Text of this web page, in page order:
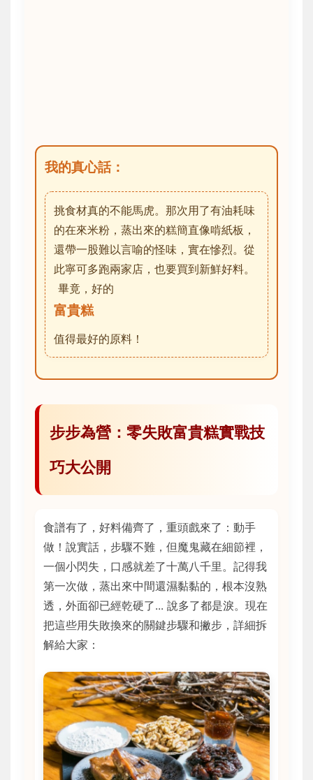
我的真心話：
挑食材真的不能馬虎。那次用了有油耗味
的在來米粉，蒸出來的糕簡直像啃紙板，
還帶一股難以言喻的怪味，實在慘烈。從
此寧可多跑兩家店，也要買到新鮮好料。
畢竟，好的
富貴糕
值得最好的原料！
步步為營：零失敗富貴糕實戰技
巧大公開
食譜有了，好料備齊了，重頭戲來了：動手
做！說實話，步驟不難，但魔鬼藏在細節裡，
一個小閃失，口感就差了十萬八千里。記得我
第一次做，蒸出來中間還濕黏黏的，根本沒熟
透，外面卻已經乾硬了... 說多了都是淚。現在
把這些用失敗換來的關鍵步驟和撇步，詳細拆
解給大家：